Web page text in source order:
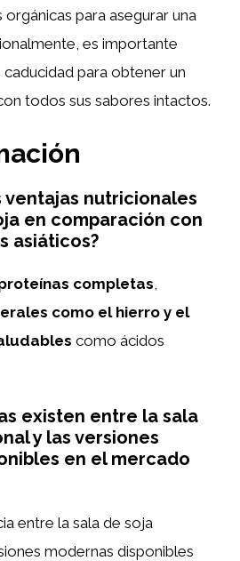
para asegurar una
es importante
para obtener un
todos sus sabores intactos.
ventajas nutricionales
en comparación con
asiáticos?
completas
como el hierro y el
como ácidos
existen entre la sala
y las versiones
en el mercado
entre la sala de soja
modernas disponibles